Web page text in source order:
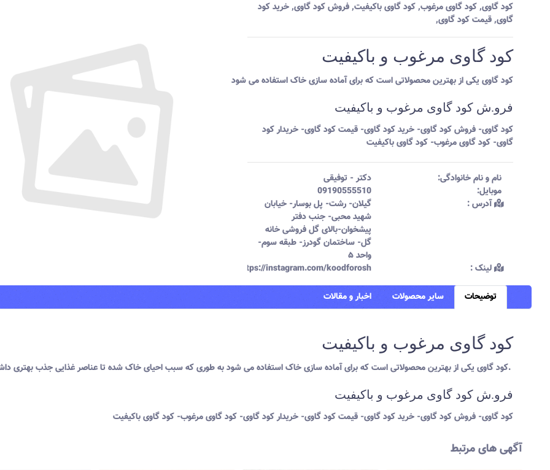
کود گاوی,کود گاوی مرغوب,کود گاوی باکیفیت,فروش کود گاوی,خرید کود
گاوی,قیمت کود گاوی,
کود گاوی مرغوب و باکیفیت
کود گاوی یکی از بهترین محصولاتی است که برای آماده سازی خاک استفاده می شود به طوری که سبب احیای خاک شده تا عناصر غذایی جذب بهتری
فرو.ش کود گاوی مرغوب و باکیفیت
کود گاوی- فروش کود گاوی- خرید کود گاوی- قیمت کود گاوی- خریدار کود
گاوی- کود گاوی مرغوب- کود گاوی باکیفیت
نام و نام خانوادگی:‌ دکتر - توفیقی
موبایل:‌
09190555510
آدرس :‌
گیلان- رشت- پل بوسار- خیابان
شهید محبی- جنب دفتر
پیشخوان-بالای گل فروشی خانه
گل- ساختمان گودرز- طبقه سوم-
واحد ۵
لینک :‌
https://instagram.com/koodforosh
توضیحات سایر محصولات اخبار و مقالات
کود گاوی مرغوب و باکیفیت
کود گاوی یکی از بهترین محصولاتی است که برای آماده سازی خاک استفاده می شود به طوری که سبب احیای خاک شده تا عناصر غذایی جذب بهتری داشته باشند.
فرو.ش کود گاوی مرغوب و باکیفیت
کود گاوی- فروش کود گاوی- خرید کود گاوی- قیمت کود گاوی- خریدار کود گاوی- کود گاوی مرغوب- کود گاوی باکیفیت
آگهی های مرتبط